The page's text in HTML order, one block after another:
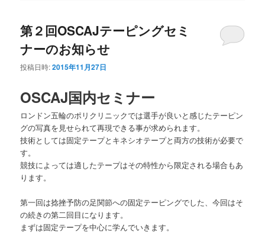
第２回OSCAJテーピングセミ
ナーのお知らせ
投稿日時:2015年11月27日
OSCAJ国内セミナー
ロンドン五輪のポリクリニックでは選手が良いと感じたテーピン
グの写真を見せられて再現できる事が求められます。
技術としては固定テープとキネシオテープと両方の技術が必要で
す。
競技によっては適したテープはその特性から限定される場合もあ
ります。
第一回は捻挫予防の足関節への固定テーピングでした、今回はそ
の続きの第二回目になります。
まずは固定テープを中心に学んでいきます。